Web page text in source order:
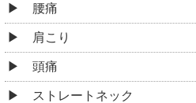
腰痛
肩こり
頭痛
ストレートネック